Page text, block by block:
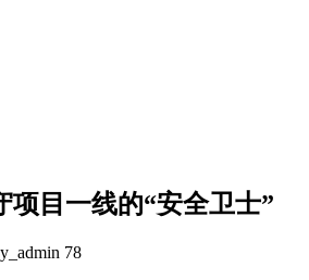
项目一线的“安全卫士”
78